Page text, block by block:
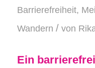
Barrierefreiheit,
Wandern / von
Ein